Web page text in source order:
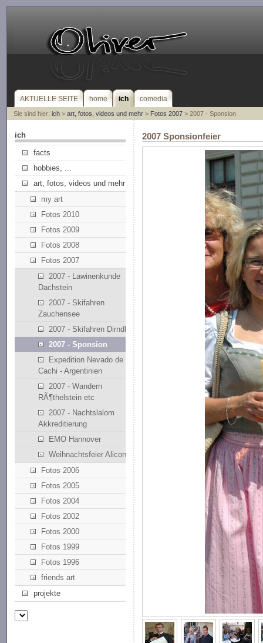
AKTUELLE SEITE home ich comedia
Sie sind hier: ich> art, fotos, videos und mehr> Fotos 2007> 2007 - Sponsion
ich
facts
hobbies, ...
art, fotos, videos und mehr
my art
Fotos 2010
Fotos 2009
Fotos 2008
Fotos 2007
2007 - Lawinenkunde
Dachstein
2007 - Skifahren
Zauchensee
2007 - Skifahren Dirndllift
2007 - Sponsion
Expedition Nevado de
Cachi - Argentinien
2007 - Wandern
RÃ¶thelstein etc
2007 - Nachtslalom
Akkreditierung
EMO Hannover
Weihnachtsfeier Alicona
Fotos 2006
Fotos 2005
Fotos 2004
Fotos 2002
Fotos 2000
Fotos 1999
Fotos 1996
friends art
projekte
2007 Sponsionfeier